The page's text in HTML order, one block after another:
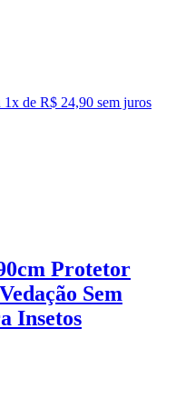
1x de R$ 24,90 sem juros
Protetor
Sem
Insetos